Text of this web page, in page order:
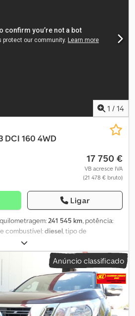
largura total: 2.090 mm, altura total:
eixos: 3.600 mm, peso em vazio:
2.120 kg. Dedjp Ntvlspfx Ac Dsck
1 / 14
DCI 160 4WD
17 750 €
VB acresce IVA
(21 478 € bruto)
Ligar
241 545 km, potência:
combustível:diesel, tipo de
, configuração de eixo:
matrícula:01/2020, comprimento
mm , largura do espaço de carga:1 480
470 mm, classe de emissão:Euro
cabina diurna, tamanho do
de lugares:2, Ano de fabrico:2020,
de reboque, ar condicionado,
de velocidade de cruzeiro, fecho
Anúncio classificado